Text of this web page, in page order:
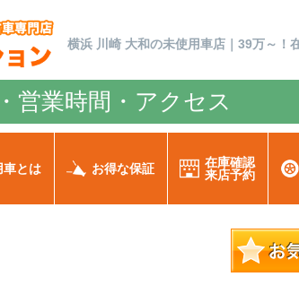
横浜 川崎 大和の未使用車店｜39万～！
営業時間・アクセス
車とは お得な保証
在庫確認
来店予約